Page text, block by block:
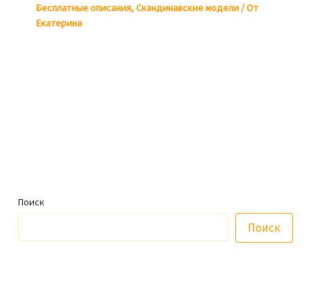
Бесплатные описания,Скандинавские модели/ От
Екатерина
Поиск
Поиск